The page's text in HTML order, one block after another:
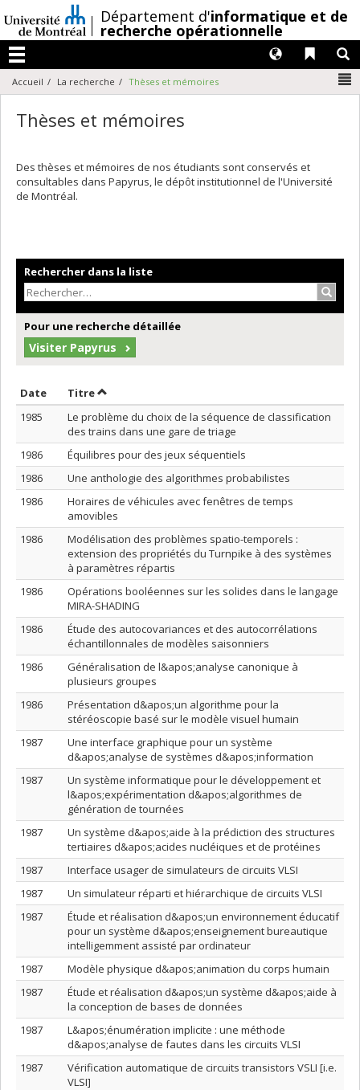
au
contenu
/Département d'informatique et de
recherche opérationnelle
Menu
Liens
Langues
Accueil La recherche Thèses et mémoires
Thèses et mémoires
Des thèses et mémoires de nos étudiants sont conservés et
consultables dans Papyrus, le dépôt institutionnel de l'Université
de Montréal.
Rechercher dans la liste
Pour une recherche détaillée
Visiter Papyrus
Date Trier par date en ordre décroissant
TitreTrier par titre en ordre décroissant
1985
Le problème du choix de la séquence de classification
des trains dans une gare de triage
1986
Équilibres pour des jeux séquentiels
1986
Une anthologie des algorithmes probabilistes
1986
Horaires de véhicules avec fenêtres de temps
amovibles
1986
Modélisation des problèmes spatio-temporels :
extension des propriétés du Turnpike à des systèmes
à paramètres répartis
1986
Opérations booléennes sur les solides dans le langage
MIRA-SHADING
1986
Étude des autocovariances et des autocorrélations
échantillonnales de modèles saisonniers
1986
Généralisation de l&apos;analyse canonique à
plusieurs groupes
1986
Présentation d&apos;un algorithme pour la
stéréoscopie basé sur le modèle visuel humain
1987
Une interface graphique pour un système
d&apos;analyse de systèmes d&apos;information
1987
Un système informatique pour le développement et
l&apos;expérimentation d&apos;algorithmes de
génération de tournées
1987
Un système d&apos;aide à la prédiction des structures
tertiaires d&apos;acides nucléiques et de protéines
1987
Interface usager de simulateurs de circuits VLSI
1987
Un simulateur réparti et hiérarchique de circuits VLSI
1987
Étude et réalisation d&apos;un environnement éducatif
pour un système d&apos;enseignement bureautique
intelligemment assisté par ordinateur
1987
Modèle physique d&apos;animation du corps humain
1987
Étude et réalisation d&apos;un système d&apos;aide à
la conception de bases de données
1987
L&apos;énumération implicite : une méthode
d&apos;analyse de fautes dans les circuits VLSI
1987
Vérification automatique de circuits transistors VSLI [i.e.
VLSI]